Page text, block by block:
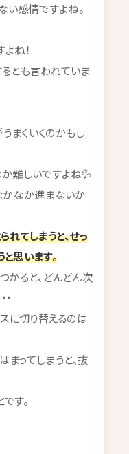
い感情ですよね。
ね！
とも言われていま
まくいくのかもし
か難しいですよね💦
かなか進まないか
れてしまうと、せっ
思います。
かると、どんどん次
スに切り替えるのは
ってしまうと、抜
す。